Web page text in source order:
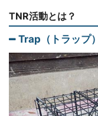
TNR活動とは？
Trap（トラップ）